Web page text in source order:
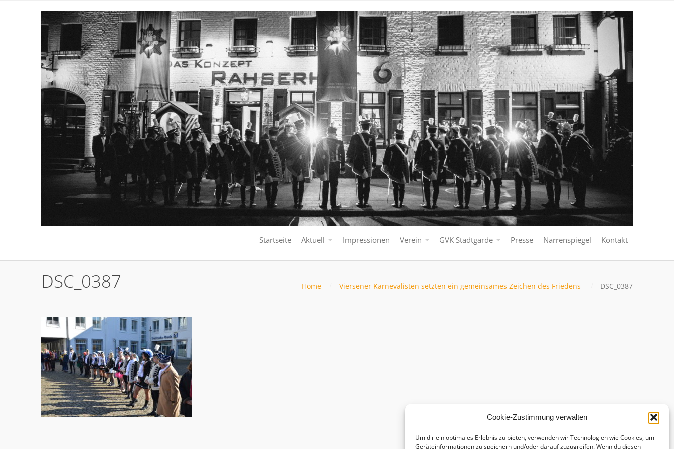
Cookie-Zustimmung verwalten
Um dir ein optimales Erlebnis zu bieten, verwenden wir Technologien wie Cookies, um
Geräteinformationen zu speichern und/oder darauf zuzugreifen. Wenn du diesen
Startseite Aktuell Impressionen Verein GVK Stadtgarde Presse Narrenspiegel Kontakt
DSC_0387 Home Viersener Karnevalisten setzten ein gemeinsames Zeichen des Friedens DSC_0387